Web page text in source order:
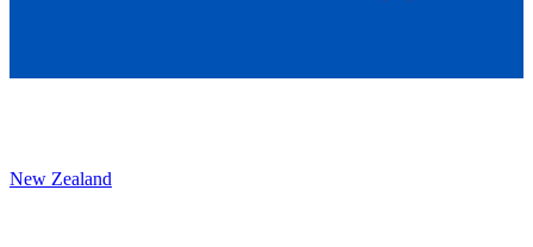
New Zealand